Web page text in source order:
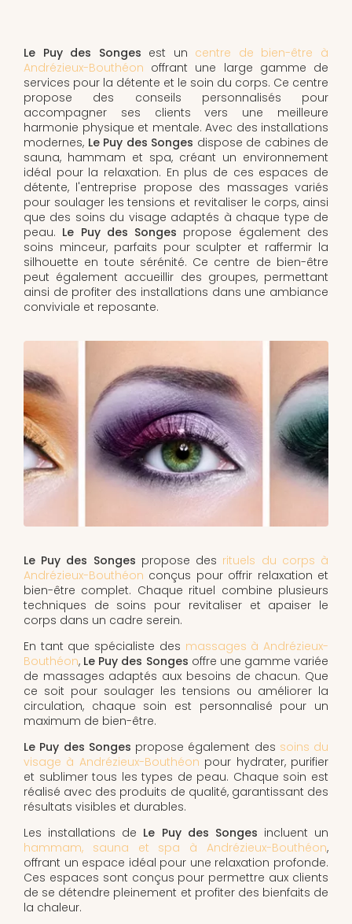
Le Puy des Songes est un centre de bien-être à
Andrézieux-Bouthéon offrant une large gamme de
services pour la détente et le soin du corps. Ce centre
propose des conseils personnalisés pour
accompagner ses clients vers une meilleure
harmonie physique et mentale. Avec des installations
modernes, Le Puy des Songes dispose de cabines de
sauna, hammam et spa, créant un environnement
idéal pour la relaxation. En plus de ces espaces de
détente, l'entreprise propose des massages variés
pour soulager les tensions et revitaliser le corps, ainsi
que des soins du visage adaptés à chaque type de
peau. Le Puy des Songes propose également des
soins minceur, parfaits pour sculpter et raffermir la
silhouette en toute sérénité. Ce centre de bien-être
peut également accueillir des groupes, permettant
ainsi de profiter des installations dans une ambiance
conviviale et reposante.
Le Puy des Songes propose des rituels du corps à
Andrézieux-Bouthéon conçus pour offrir relaxation et
bien-être complet. Chaque rituel combine plusieurs
techniques de soins pour revitaliser et apaiser le
corps dans un cadre serein.
En tant que spécialiste des massages à Andrézieux-
Bouthéon, Le Puy des Songes offre une gamme variée
de massages adaptés aux besoins de chacun. Que
ce soit pour soulager les tensions ou améliorer la
circulation, chaque soin est personnalisé pour un
maximum de bien-être.
Le Puy des Songes propose également des soins du
visage à Andrézieux-Bouthéon pour hydrater, purifier
et sublimer tous les types de peau. Chaque soin est
réalisé avec des produits de qualité, garantissant des
résultats visibles et durables.
Les installations de Le Puy des Songes incluent un
hammam, sauna et spa à Andrézieux-Bouthéon,
offrant un espace idéal pour une relaxation profonde.
Ces espaces sont conçus pour permettre aux clients
de se détendre pleinement et profiter des bienfaits de
la chaleur.